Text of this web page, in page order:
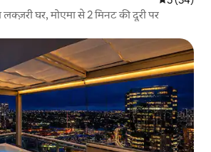
घर, मोएमा से 2 मिनट की दूरी पर